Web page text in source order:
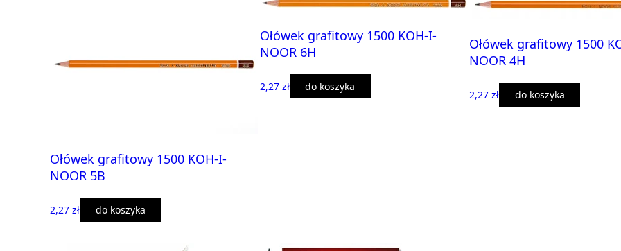
Ołówek grafitowy 1500 KOH-I-
NOOR 5B
2,27 zł do koszyka
Ołówek grafitowy 1500 KOH-I-
NOOR 6H
2,27 zł do koszyka
Ołówek grafitowy 1500
NOOR 4H
2,27 zł do koszyka